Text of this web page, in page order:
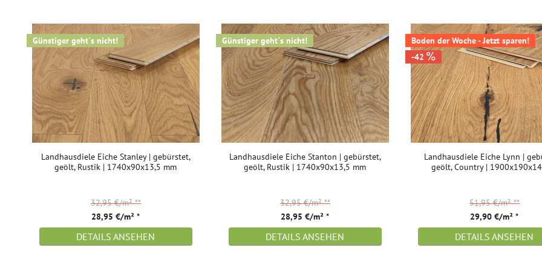
Günstiger geht´s nicht!
Landhausdiele Eiche Stanley | gebürstet,
geölt, Rustik | 1740x90x13,5 mm
28,95 €/m² *
32,95 €/m²**
DETAILS ANSEHEN
Günstiger geht´s nicht!
Landhausdiele Eiche Stanton | gebürstet,
geölt, Rustik | 1740x90x13,5 mm
28,95 €/m² *
32,95 €/m²**
DETAILS ANSEHEN
Boden der Woche - Jetzt sparen!
-42
Landhausdiele Eiche Lynn |
geölt, Country |
29,90 €/m² *
51,95 €/m²**
DETAILS ANSEHEN